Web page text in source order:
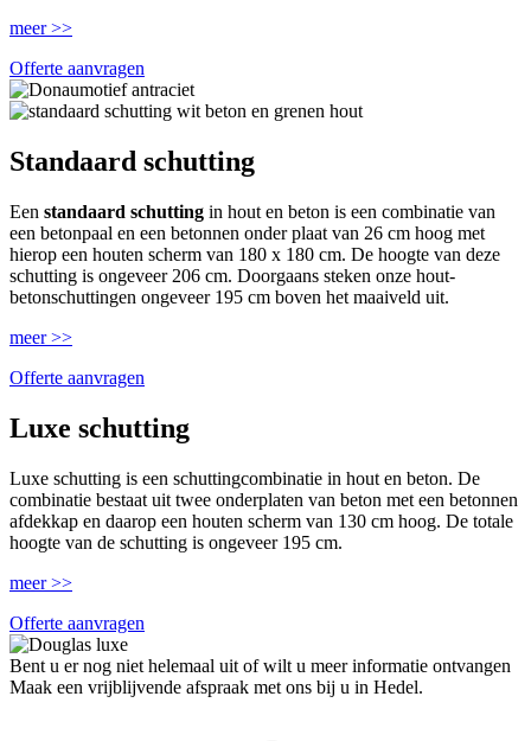
meer >>
Offerte aanvragen
Standaard schutting
Een standaard schutting in hout en beton is een combinatie van
een betonpaal en een betonnen onder plaat van 26 cm hoog met
hierop een houten scherm van 180 x 180 cm. De hoogte van deze
schutting is ongeveer 206 cm. Doorgaans steken onze hout-
betonschuttingen ongeveer 195 cm boven het maaiveld uit.
meer >>
Offerte aanvragen
Luxe schutting
Luxe schutting is een schuttingcombinatie in hout en beton. De
combinatie bestaat uit twee onderplaten van beton met een betonnen
afdekkap en daarop een houten scherm van 130 cm hoog. De totale
hoogte van de schutting is ongeveer 195 cm.
meer >>
Offerte aanvragen
Bent u er nog niet helemaal uit of wilt u meer informatie ontvangen
Maak een vrijblijvende afspraak met ons bij u in Hedel.